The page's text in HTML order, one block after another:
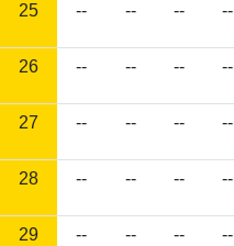
25 -- -- -- --
26 -- -- -- --
27 -- -- -- --
28 -- -- -- --
29 -- -- -- --